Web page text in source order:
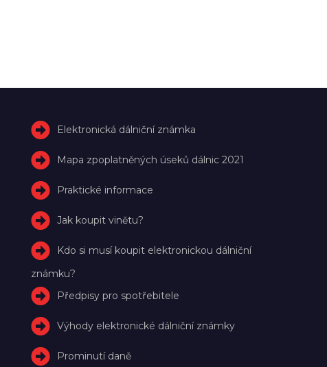
Elektronická dálniční známka
Mapa zpoplatněných úseků dálnic 2021
Praktické informace
Jak koupit vinětu?
Kdo si musí koupit elektronickou dálniční
známku?
Předpisy pro spotřebitele
Výhody elektronické dálniční známky
Prominutí daně